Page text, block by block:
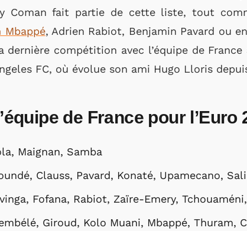
Coman fait partie de cette liste, tout
Mbappé, Adrien Rabiot, Benjamin Pavard ou
dernière compétition avec l’équipe de
FC, où évolue son ami Hugo Lloris
de France pour l’Euro
Maignan, Samba
Clauss, Pavard, Konaté, Upamecano,
Fofana, Rabiot, Zaïre-Emery,
Giroud, Kolo Muani, Mbappé, Thuram,